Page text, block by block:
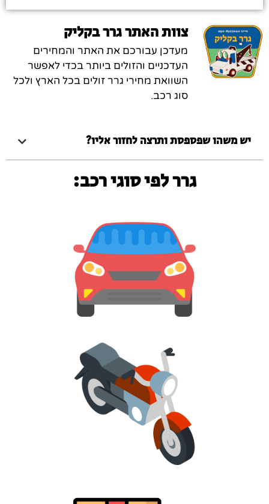
צוות האתר גרר בקליק
מעדכן עבורכם את האתר והמחירים
העדכניים והזולים ביותר בכדי לאפשר
השוואת מחירי גרר זולים בכל הארץ ולכל
סוג רכב.
יש משהו שפספסת ותרצה לחזור אליו?
גרר לפי סוגי רכב: